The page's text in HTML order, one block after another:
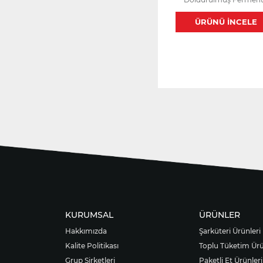
Kangal Sucuk
ÜRÜNÜ İNCELE
KURUMSAL
Hakkımızda
Kalite Politikası
Grup Şirketleri
ÜRÜNLER
Şarküteri Ürünleri
Toplu Tüketim
Paketli Et Ürünleri